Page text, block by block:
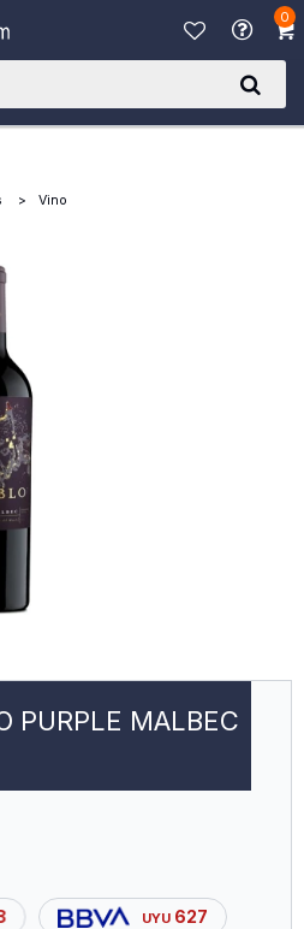
0
Vino
PURPLE MALBEC
UYU 627